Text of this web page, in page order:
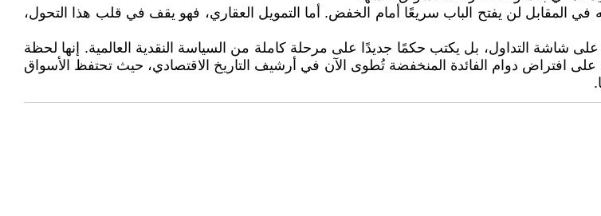
في المقابل لن يفتح الباب سريعًا أمام الخفض. أما التمويل العقاري، فهو يقف في قلب هذا التحول،
مستوى 5%، فإن السوق لا يرفع رقمًا على شاشة التداول، بل يكتب حكمًا جديدًا على مرحلة كاملة من السياسة النقدية العالمية. إنها لحظة
افتراض دوام الفائدة المنخفضة تُطوى الآن في أرشيف التاريخ الاقتصادي، حيث تحتفظ الأسواق